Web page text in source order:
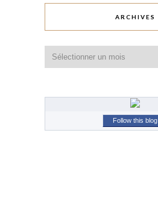
ARCHIVES
Follow this blog